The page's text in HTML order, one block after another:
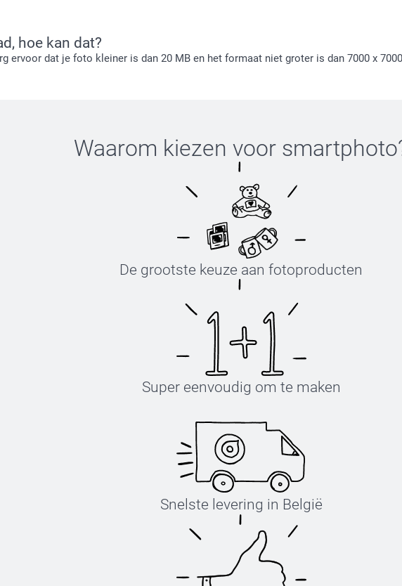
hoe kan dat?
ervoor dat je foto kleiner is dan 20 MB en het formaat niet groter is dan 7000 x
Waarom kiezen voor smartphoto
De grootste keuze aan fotoproducten
Super eenvoudig om te maken
Snelste levering in België